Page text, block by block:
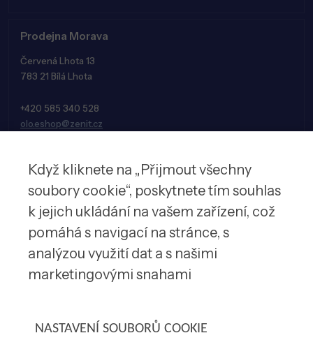
Když kliknete na „Přijmout všechny
soubory cookie“, poskytnete tím souhlas
k jejich ukládání na vašem zařízení, což
pomáhá s navigací na stránce, s
analýzou využití dat a s našimi
marketingovými snahami
NASTAVENÍ SOUBORŮ COOKIE
Prodejna Morava
Červená Lhota 13
783 21 Bílá Lhota
+420 585 340 528
olo.eshop@zenit.cz